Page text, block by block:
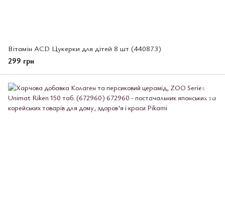
Вітамін ACD Цукерки для дітей 8 шт (440873)
299 грн